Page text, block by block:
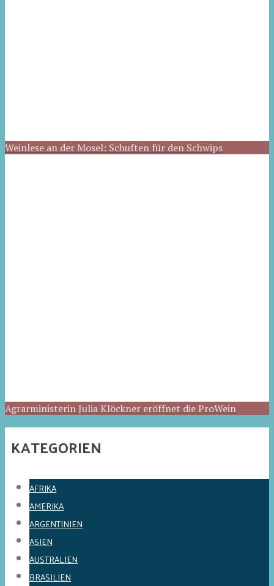
Weinlese an der Mosel: Schuften für den Schwips
Agrarministerin Julia Klöckner eröffnet die ProWein
KATEGORIEN
AFRIKA
AMERIKA
ARGENTINIEN
ASIEN
AUSTRALIEN
BRASILIEN